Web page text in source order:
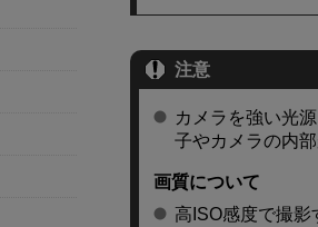
注意
カメラを強い光
子やカメラの内
画質について
高ISO感度で撮影